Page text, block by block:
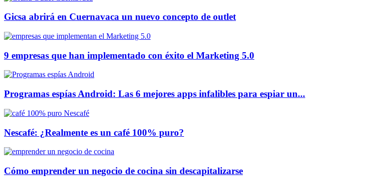
Gicsa abrirá en Cuernavaca un nuevo concepto de outlet
9 empresas que han implementado con éxito el Marketing 5.0
Programas espías Android: Las 6 mejores apps infalibles para espiar un...
Nescafé: ¿Realmente es un café 100% puro?
Cómo emprender un negocio de cocina sin descapitalizarse